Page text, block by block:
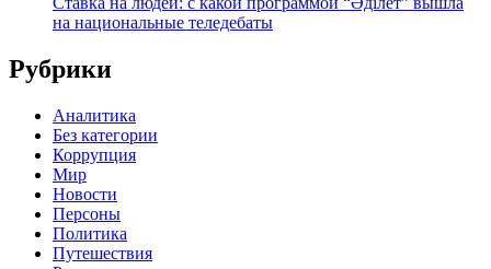
на национальные теледебаты
Рубрики
Аналитика
Без категории
Коррупция
Мир
Новости
Персоны
Политика
Путешествия